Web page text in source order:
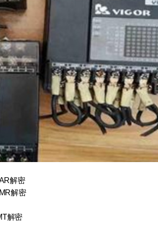
解密
解密
解密